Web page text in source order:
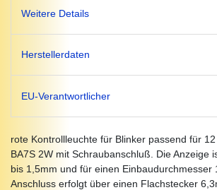
Weitere Details
Herstellerdaten
EU-Verantwortlicher
rote Kontrollleuchte für Blinker passend für
BA7S 2W mit Schraubanschluß. Die Anzeige
bis 1,5mm und für einen Einbaudurchmesser
Anschluss erfolgt über einen Flachstecker